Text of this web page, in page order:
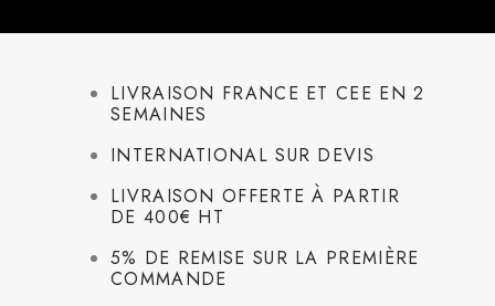
LIVRAISON FRANCE ET CEE EN 2
SEMAINES
INTERNATIONAL SUR DEVIS
LIVRAISON OFFERTE À PARTIR
DE 400€ HT
5% DE REMISE SUR LA PREMIÈRE
COMMANDE